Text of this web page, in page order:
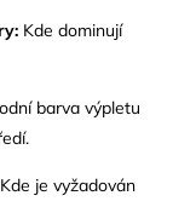
Kde dominují
barva výpletu
Kde je vyžadován